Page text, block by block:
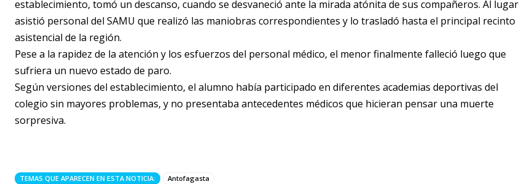
establecimiento, tomó un descanso, cuando se desvaneció ante la mirada atónita de sus compañeros. Al lugar
asistió personal del SAMU que realizó las maniobras correspondientes y lo trasladó hasta el principal recinto
asistencial de la región.
Pese a la rapidez de la atención y los esfuerzos del personal médico, el menor finalmente falleció luego que
sufriera un nuevo estado de paro.
Según versiones del establecimiento, el alumno había participado en diferentes academias deportivas del
colegio sin mayores problemas, y no presentaba antecedentes médicos que hicieran pensar una muerte
sorpresiva.
TEMAS QUE APARECEN EN ESTA NOTICIA: Antofagasta